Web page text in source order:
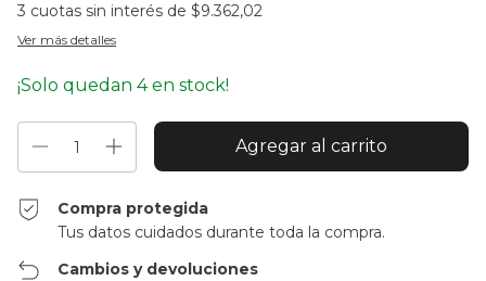
3 cuotas sin interés de $9.362,02
Ver más detalles
¡Solo quedan 4en stock!
Compra protegida
Tus datos cuidados durante toda la compra.
Cambios y devoluciones